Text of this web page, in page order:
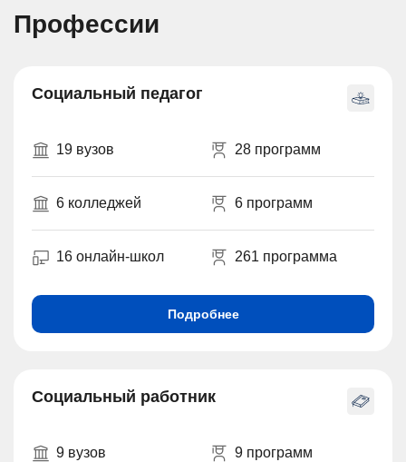
Профессии
Социальный педагог
19 вузов 28 программ
6 колледжей 6 программ
16 онлайн-школ 261 программа
Подробнее
Социальный работник
9 вузов 9 программ